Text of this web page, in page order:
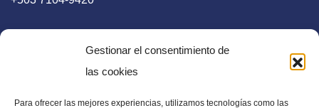
Gestionar el consentimiento de
las cookies
Para ofrecer las mejores experiencias, utilizamos tecnologías como las